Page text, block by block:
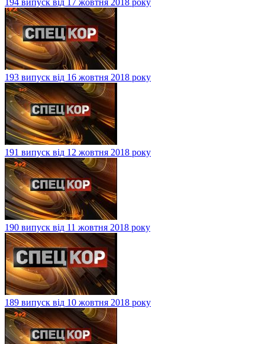
193 випуск від 16 жовтня 2018 року
191 випуск від 12 жовтня 2018 року
190 випуск від 11 жовтня 2018 року
189 випуск від 10 жовтня 2018 року